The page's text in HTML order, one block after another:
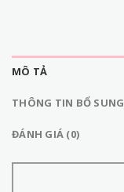
MÔ TẢ
THÔNG TIN BỔ SUNG
ĐÁNH GIÁ (0)